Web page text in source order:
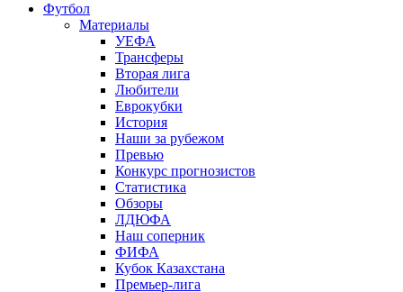
Футбол
Материалы
УЕФА
Трансферы
Вторая лига
Любители
Еврокубки
История
Наши за рубежом
Превью
Конкурс прогнозистов
Статистика
Обзоры
ЛДЮФА
Наш соперник
ФИФА
Кубок Казахстана
Премьер-лига